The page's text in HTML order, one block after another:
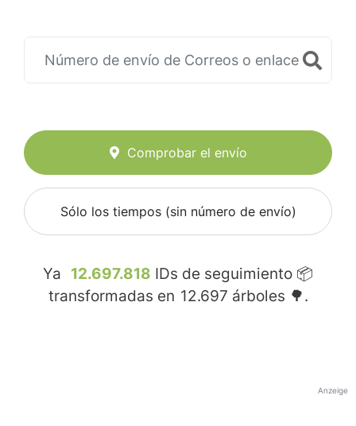
Comprobar el envío
Sólo los tiempos (sin número de envío)
Ya 12.697.818 IDs de seguimiento 📦
transformadas en 12.697 árboles 🌳.
Anzeige